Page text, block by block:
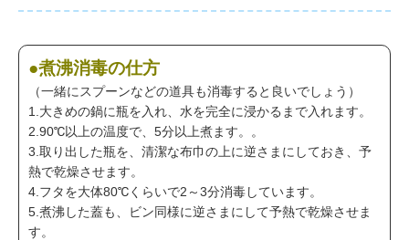
●煮沸消毒の仕方
（一緒にスプーンなどの道具も消毒すると良いでしょう）
1.大きめの鍋に瓶を入れ、水を完全に浸かるまで入れます。
2.90℃以上の温度で、5分以上煮ます。。
3.取り出した瓶を、清潔な布巾の上に逆さまにしておき、予
熱で乾燥させます。
4.フタを大体80℃くらいで2～3分消毒しています。
5.煮沸した蓋も、ビン同様に逆さまにして予熱で乾燥させま
す。